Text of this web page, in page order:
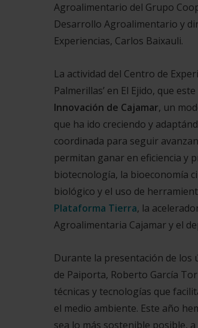
Agroalimentario del Grupo
Desarrollo Agroalimentario y
Experiencias, Carlos Baixauli.
La actividad del Centro de
Palmerillas’ en El Ejido, que
Innovación de Cajamar, un
que ha ido creciendo y
coordinada para seguir
permitan ganar en eficiencia y
biotecnología, la bioeconomía
biológico y el uso de
Plataforma Tierra, la
Agroalimentaria Cajamar y el
Durante la presentación de los
de Paiporta, Roberto García
técnicas y tecnologías que
el medio ambiente. Este año
sea lo más sostenible posible,